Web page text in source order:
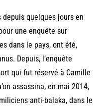
quelques jours en
une enquête sur
dans le pays, ont été,
Depuis, l’enquête
qui fut réservé à Camille
assassina, en mai 2014,
anti-balaka, dans le